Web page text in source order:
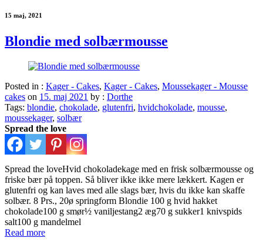
15 maj, 2021
Blondie med solbærmousse
Posted in : Kager - Cakes, Kager - Cakes, Moussekager - Mousse
cakes on 15. maj 2021 by : Dorthe
Tags: blondie, chokolade, glutenfri, hvidchokolade, mousse,
moussekager, solbær
Spread the love
Spread the loveHvid chokoladekage med en frisk solbærmousse og
friske bær på toppen. Så bliver ikke ikke mere lækkert. Kagen er
glutenfri og kan laves med alle slags bær, hvis du ikke kan skaffe
solbær. 8 Prs., 20ø springform Blondie 100 g hvid hakket
chokolade100 g smør½ vaniljestang2 æg70 g sukker1 knivspids
salt100 g mandelmel
Read more